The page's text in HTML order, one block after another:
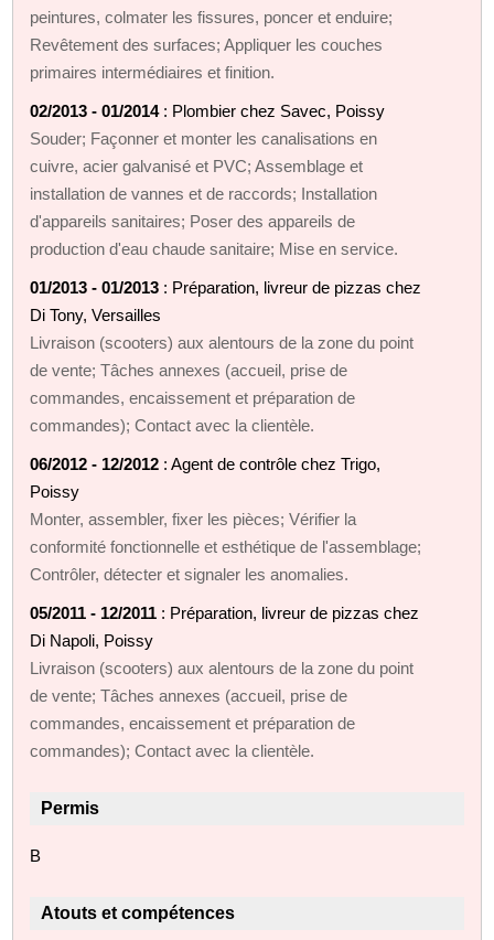
peintures, colmater les fissures, poncer et enduire;
Revêtement des surfaces; Appliquer les couches
primaires intermédiaires et finition.
02/2013 - 01/2014: Plombier chez Savec, Poissy
Souder; Façonner et monter les canalisations en
cuivre, acier galvanisé et PVC; Assemblage et
installation de vannes et de raccords; Installation
d'appareils sanitaires; Poser des appareils de
production d'eau chaude sanitaire; Mise en service.
01/2013 - 01/2013 : Préparation, livreur de pizzas chez
Di Tony, Versailles
Livraison (scooters) aux alentours de la zone du point
de vente; Tâches annexes (accueil, prise de
commandes, encaissement et préparation de
commandes); Contact avec la clientèle.
06/2012 - 12/2012 : Agent de contrôle chez Trigo,
Poissy
Monter, assembler, fixer les pièces; Vérifier la
conformité fonctionnelle et esthétique de l'assemblage;
Contrôler, détecter et signaler les anomalies.
05/2011 - 12/2011 : Préparation, livreur de pizzas chez
Di Napoli, Poissy
Livraison (scooters) aux alentours de la zone du point
de vente; Tâches annexes (accueil, prise de
commandes, encaissement et préparation de
commandes); Contact avec la clientèle.
Permis
B
Atouts et compétences